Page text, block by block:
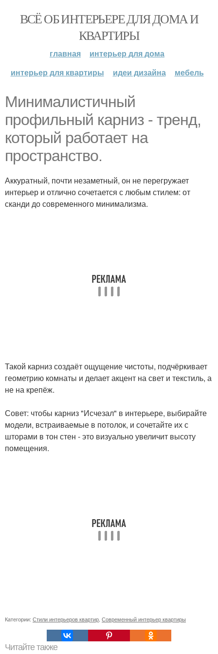
ВСЁ ОБ ИНТЕРЬЕРЕ ДЛЯ ДОМА И
КВАРТИРЫ
главная
интерьер для дома
интерьер для квартиры
идеи дизайна мебель
Минималистичный
профильный карниз - тренд,
который работает на
пространство.
Аккуратный, почти незаметный, он не перегружает
интерьер и отлично сочетается с любым стилем: от
сканди до современного минимализма.
Такой карниз создаёт ощущение чистоты, подчёркивает
геометрию комнаты и делает акцент на свет и текстиль, а
не на крепёж.
Совет: чтобы карниз "Исчезал" в интерьере, выбирайте
модели, встраиваемые в потолок, и сочетайте их с
шторами в тон стен - это визуально увеличит высоту
помещения.
Категории: Стили интерьеров квартир Современный интерьер квартиры
Читайте также